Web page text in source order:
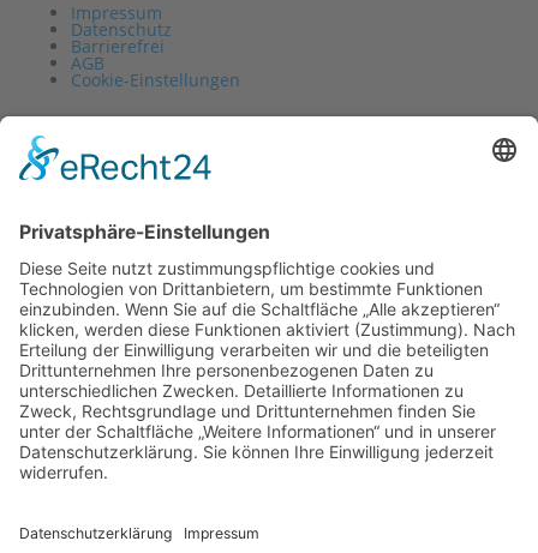
Impressum
Datenschutz
Barrierefrei
AGB
Cookie-Einstellungen
Vertrag widerrufen
Impressum
Datenschutz
Barrierefrei
AGB
Cookie-Einstellungen